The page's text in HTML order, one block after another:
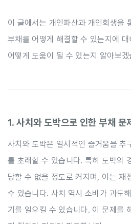
이 글에서는 개인파산과 개인회생을
부채를 어떻게 해결할 수 있는지에
어떻게 도움이 될 수 있는지 알아보겠
1. 사치와 도박으로 인한 부채 문
사치와 도박은 일시적인 즐거움을 추
를 초래할 수 있습니다. 특히 도박의
당할 수 없을 정도로 커지며, 이는 재
수 있습니다. 사치 역시 소비가 과도
기를 일으킬 수 있습니다. 이 문제를